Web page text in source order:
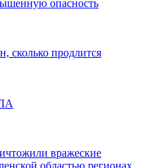
опасность
сколько продлится
вражеские
областью регионах